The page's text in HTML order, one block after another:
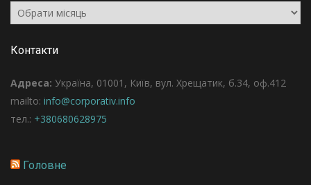
Архіви
Контакти
Адреса: Україна, 01001, Київ, вул. Хрещатик, б.34, оф.412
mailto: info@corporativ.info
тел.: +380680628975
Головне